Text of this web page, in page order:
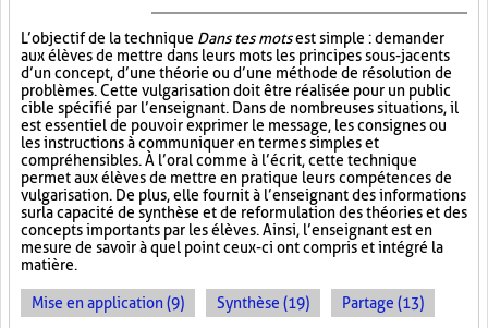
L’objectif de la technique Dans tes motsest simple : demander
aux élèves de mettre dans leurs mots les principes sous-jacents
d’un concept, d’une théorie ou d’une méthode de résolution de
problèmes. Cette vulgarisation doit être réalisée pour un public
cible spécifié par l’enseignant. Dans de nombreuses situations, il
est essentiel de pouvoir exprimer le message, les consignes ou
les instructions à communiquer en termes simples et
compréhensibles. À l’oral comme à l’écrit, cette technique
permet aux élèves de mettre en pratique leurs compétences de
vulgarisation. De plus, elle fournit à l’enseignant des informations
sur la capacité de synthèse et de reformulation des théories et des
concepts importants par les élèves. Ainsi, l’enseignant est en
mesure de savoir à quel point ceux-ci ont compris et intégré la
matière.
Mise en application (9) Synthèse (19) Partage (13)